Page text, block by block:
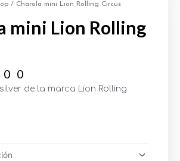
/ Charola mini Lion Rolling Circus
mini Lion Rolling
de la marca Lion Rolling